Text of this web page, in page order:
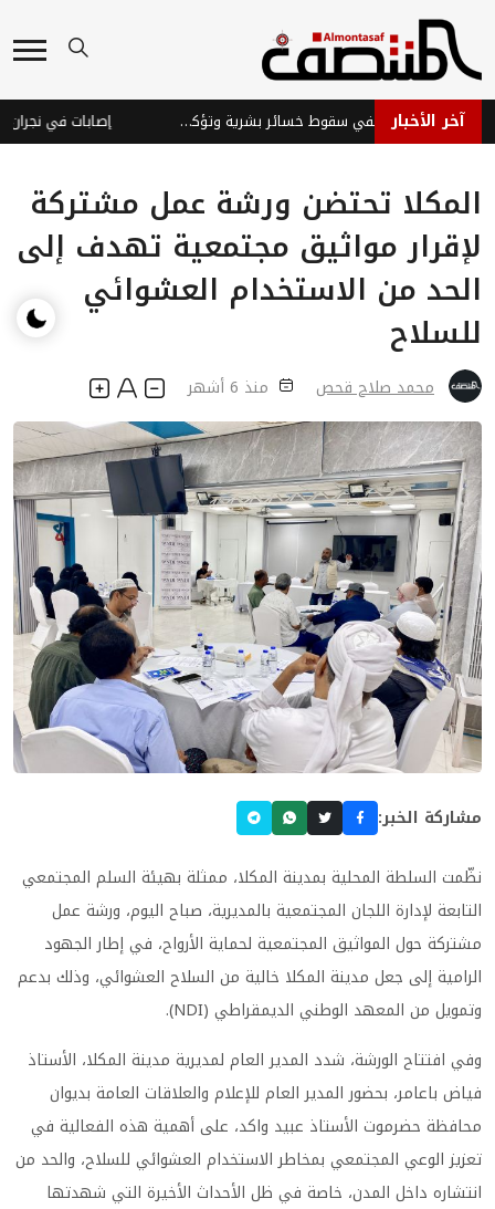
آخر الأخبار قوات الطوارئ اليمنية تنفي سقوط خسائر بشرية وتؤكد جاهزيتها إصابات في نجران
المكلا تحتضن ورشة عمل مشتركة
لإقرار مواثيق مجتمعية تهدف إلى
الحد من الاستخدام العشوائي
للسلاح
محمد صلاح قحص منذ 6 أشهر
مشاركة الخبر:
نظّمت السلطة المحلية بمدينة المكلا، ممثلة بهيئة السلم المجتمعي
التابعة لإدارة اللجان المجتمعية بالمديرية، صباح اليوم، ورشة عمل
مشتركة حول المواثيق المجتمعية لحماية الأرواح، في إطار الجهود
الرامية إلى جعل مدينة المكلا خالية من السلاح العشوائي، وذلك بدعم
وتمويل من المعهد الوطني الديمقراطي (NDI).
وفي افتتاح الورشة، شدد المدير العام لمديرية مدينة المكلا، الأستاذ
فياض باعامر، بحضور المدير العام للإعلام والعلاقات العامة بديوان
محافظة حضرموت الأستاذ عبيد واكد، على أهمية هذه الفعالية في
تعزيز الوعي المجتمعي بمخاطر الاستخدام العشوائي للسلاح، والحد من
انتشاره داخل المدن، خاصة في ظل الأحداث الأخيرة التي شهدتها